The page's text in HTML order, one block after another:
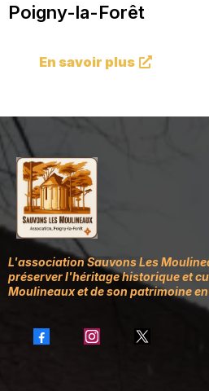
Poigny-la-Forêt
En savoir plus
L'association Sauvons Les
préserver l'héritage historique et
Moulineaux et de son patrimoine